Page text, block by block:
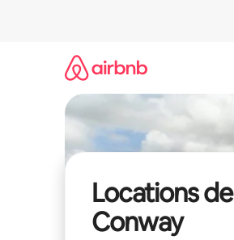
Locations
Conway